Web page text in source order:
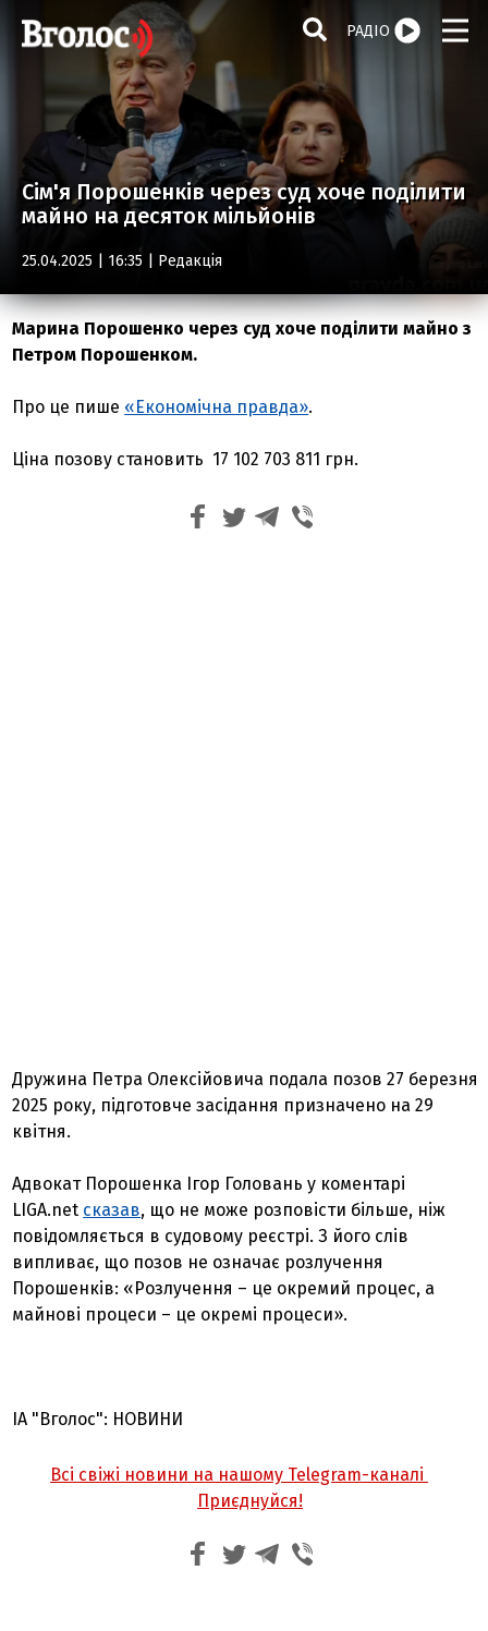
РАДІО
Сім'я Порошенків через суд хоче поділити
майно на десяток мільйонів
25.04.2025 | 16:35 | Редакція
Марина Порошенко через суд хоче поділити майно з
Петром Порошенком.
Про це пише «Економічна правда».
Ціна позову становить 17 102 703 811 грн.
Дружина Петра Олексійовича подала позов 27 березня
2025 року, підготовче засідання призначено на 29
квітня.
Адвокат Порошенка Ігор Головань у коментарі
LIGA.net сказав, що не може розповісти більше, ніж
повідомляється в судовому реєстрі. З його слів
випливає, що позов не означає розлучення
Порошенків: «Розлучення – це окремий процес, а
майнові процеси – це окремі процеси».
ІА "Вголос": НОВИНИ
Всі свіжі новини на нашому Telegram-каналі
Приєднуйся!